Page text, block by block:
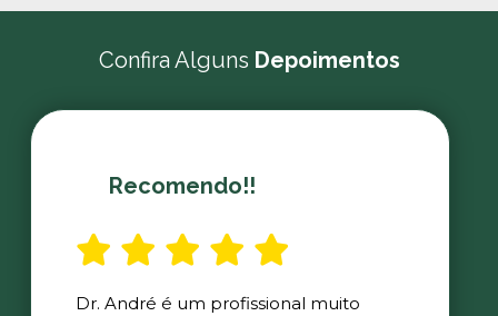
Confira Alguns Depoimentos
Recomendo!!
Dr. André é um profissional muito